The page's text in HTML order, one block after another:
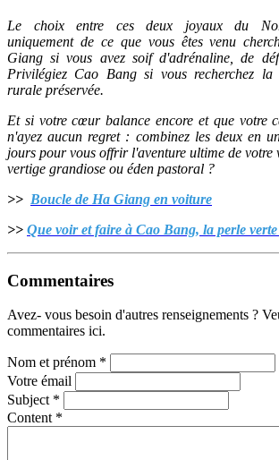
Le choix entre ces deux joyaux du
uniquement de ce que vous êtes venu
Giang si vous avez soif d'adrénaline, de
Privilégiez Cao Bang si vous recherchez la
rurale préservée.
Et si votre cœur balance encore et que votre
n'ayez aucun regret : combinez les deux en
jours pour vous offrir l'aventure ultime de votre
vertige grandiose ou éden pastoral ?
>> Boucle de Ha Giang en voiture
>> Que voir et faire à Cao Bang, la perle
Commentaires
Avez- vous besoin d'autres renseignements ?
commentaires ici.
Nom et prénom *
Votre émail
Subject *
Content *